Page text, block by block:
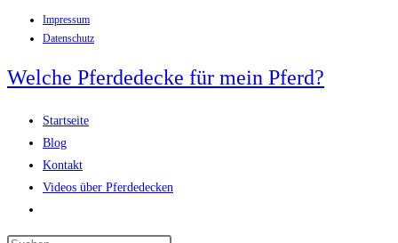
Inhalt
Impressum
Datenschutz
Welche Pferdedecke für mein Pferd?
Startseite
Blog
Kontakt
Videos über Pferdedecken